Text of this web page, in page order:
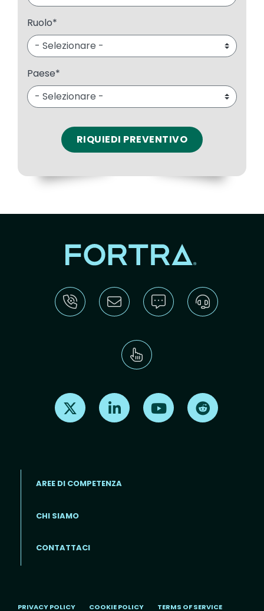
Ruolo*
Paese*
Find us on X Find us on LinkedInFind us on Youtube
Footer menu (IT)
AREE DI COMPETENZA
CHI SIAMO
CONTATTACI
PRIVACY POLICY COOKIE POLICY TERMS OF SERVICE